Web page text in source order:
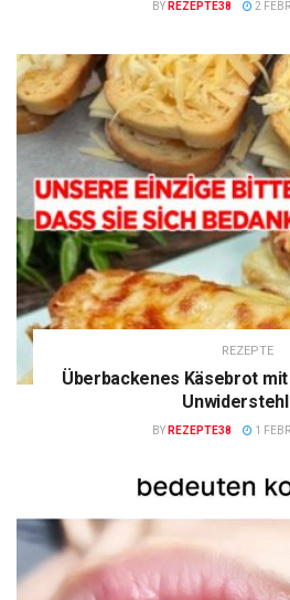
BY REZEPTE38 2
REZEPTE
Überbackenes Käsebrot
BY REZEPTE38 1